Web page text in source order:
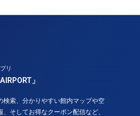
リ
」
検索、分かりやすい館内マップや空
、そしてお得なクーポン配信など、